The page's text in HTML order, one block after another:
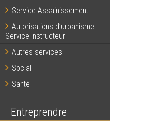
Service Assainissement
Autorisations d’urbanisme :
Service instructeur
Autres services
Social
Santé
Entreprendre